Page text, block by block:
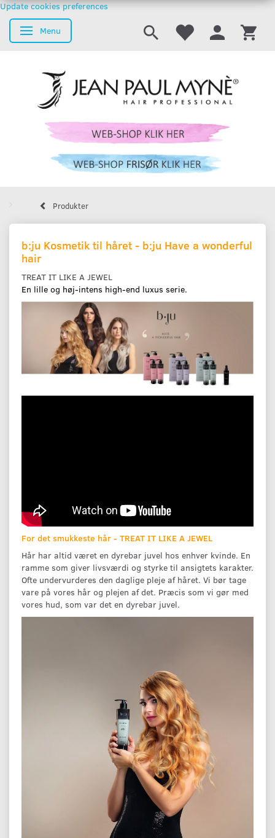
Update cookies preferences
Skifte navigation
Menu
Produkter
b:ju Kosmetik til håret - b:ju Have a wonderful
hair
TREAT IT LIKE A JEWEL
En lille og høj-intens high-end luxus serie.
For det smukkeste hår - TREAT IT LIKE A JEWEL
Hår har altid været en dyrebar juvel hos enhver kvinde. En
ramme som giver livsværdi og styrke til ansigtets karakter.
Ofte undervurderes den daglige pleje af håret. Vi bør tage
vare på vores hår og plejen af det. Præcis som vi gør med
vores hud, som var det en dyrebar juvel.